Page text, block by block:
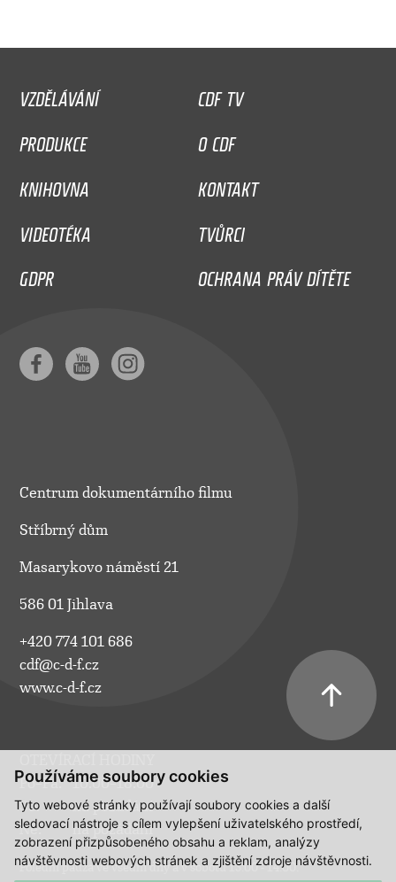
Používáme soubory cookies
Tyto webové stránky používají soubory cookies a další
sledovací nástroje s cílem vylepšení uživatelského prostředí,
zobrazení přizpůsobeného obsahu a reklam, analýzy
návštěvnosti webových stránek a zjištění zdroje návštěvnosti.
VZDĚLÁVÁNÍ
CDF TV
PRODUKCE
O CDF
KNIHOVNA
KONTAKT
VIDEOTÉKA
TVŮRCI
GDPR
OCHRANA PRÁV DÍTĚTE
Centrum dokumentárního filmu
Stříbrný dům
Masarykovo náměstí 21
586 01 Jihlava
+420 774 101 686
cdf@c-d-f.cz
www.c-d-f.cz
Po–Pá:
10.00–18.00
So:
na požádání
Ne:
na požádání
Polední pauza ve všední dny a v sobotu 13:00 - 14:00.